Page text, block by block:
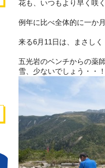
花も、いつもより早く咲
例年に比べ全体的に一か
来る6月11日は、まさし
五光岩のベンチからの薬
雪、少ないでしょう・・